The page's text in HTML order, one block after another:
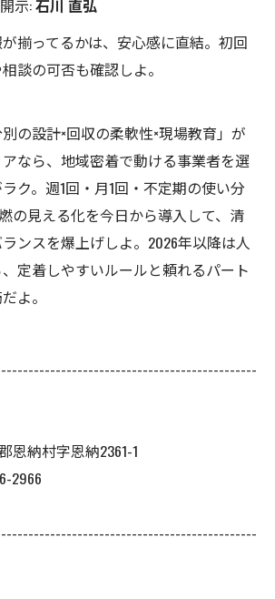
示:石川 直弘
揃ってるかは、安心感に直結。初回
談の可否も確認しよ。
の設計×回収の柔軟性×現場教育」が
なら、地域密着で動ける事業者を選
ク。週1回・月1回・不定期の使い分
の見える化を今日から導入して、清
ンスを爆上げしよ。2026年以降は人
定着しやすいルールと頼れるパート
よ。
恩納村字恩納2361-1
2966